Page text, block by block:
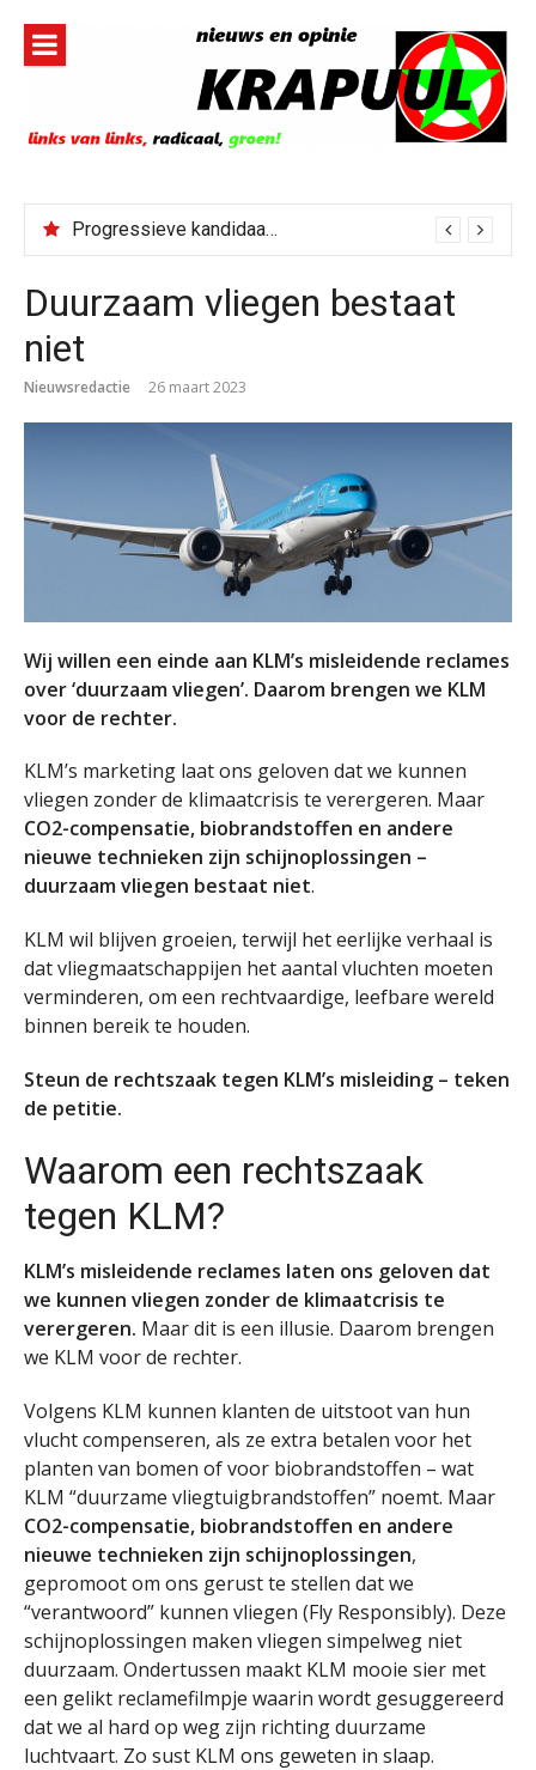
inhoud
Progressieve kandidaat El-Sayed senaatskandidaat Michigan
Duurzaam vliegen bestaat
niet
Nieuwsredactie 26 maart 2023
Wij willen een einde aan KLM’s misleidende reclames
over ‘duurzaam vliegen’. Daarom brengen we KLM
voor de rechter.
KLM’s marketing laat ons geloven dat we kunnen
vliegen zonder de klimaatcrisis te verergeren. Maar
CO2-compensatie, biobrandstoffen en andere
nieuwe technieken zijn schijnoplossingen –
duurzaam vliegen bestaat niet.
KLM wil blijven groeien, terwijl het eerlijke verhaal is
dat vliegmaatschappijen het aantal vluchten moeten
verminderen, om een rechtvaardige, leefbare wereld
binnen bereik te houden.
Steun de rechtszaak tegen KLM’s misleiding – teken
de petitie.
Waarom een rechtszaak
tegen KLM?
KLM’s misleidende reclames laten ons geloven dat
we kunnen vliegen zonder de klimaatcrisis te
verergeren. Maar dit is een illusie. Daarom brengen
we KLM voor de rechter.
Volgens KLM kunnen klanten de uitstoot van hun
vlucht compenseren, als ze extra betalen voor het
planten van bomen of voor biobrandstoffen – wat
KLM “duurzame vliegtuigbrandstoffen” noemt. Maar
CO2-compensatie, biobrandstoffen en andere
nieuwe technieken zijn schijnoplossingen,
gepromoot om ons gerust te stellen dat we
“verantwoord” kunnen vliegen (Fly Responsibly). Deze
schijnoplossingen maken vliegen simpelweg niet
duurzaam. Ondertussen maakt KLM mooie sier met
een gelikt reclamefilmpje waarin wordt gesuggereerd
dat we al hard op weg zijn richting duurzame
luchtvaart. Zo sust KLM ons geweten in slaap.